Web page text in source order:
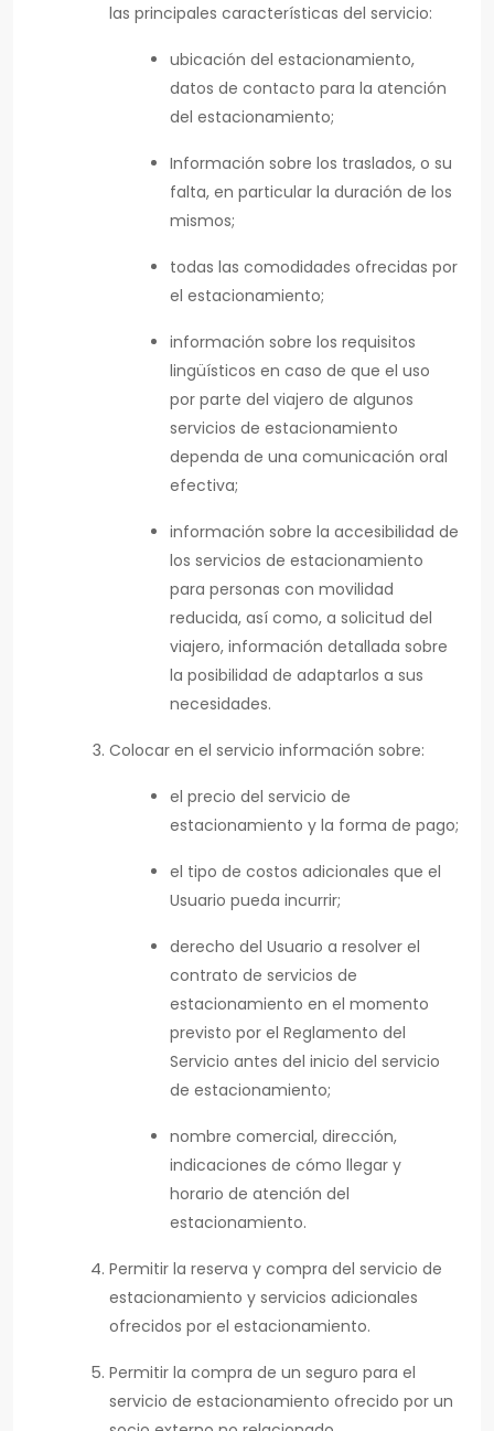
las principales características del servicio:
ubicación del estacionamiento,
datos de contacto para la atención
del estacionamiento;
Información sobre los traslados, o su
falta, en particular la duración de los
mismos;
todas las comodidades ofrecidas por
el estacionamiento;
información sobre los requisitos
lingüísticos en caso de que el uso
por parte del viajero de algunos
servicios de estacionamiento
dependa de una comunicación oral
efectiva;
información sobre la accesibilidad de
los servicios de estacionamiento
para personas con movilidad
reducida, así como, a solicitud del
viajero, información detallada sobre
la posibilidad de adaptarlos a sus
necesidades.
Colocar en el servicio información sobre:
el precio del servicio de
estacionamiento y la forma de pago;
el tipo de costos adicionales que el
Usuario pueda incurrir;
derecho del Usuario a resolver el
contrato de servicios de
estacionamiento en el momento
previsto por el Reglamento del
Servicio antes del inicio del servicio
de estacionamiento;
nombre comercial, dirección,
indicaciones de cómo llegar y
horario de atención del
estacionamiento.
Permitir la reserva y compra del servicio de
estacionamiento y servicios adicionales
ofrecidos por el estacionamiento.
Permitir la compra de un seguro para el
servicio de estacionamiento ofrecido por un